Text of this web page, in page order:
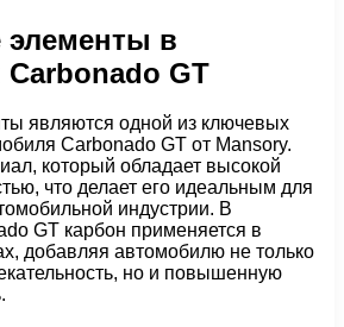
в
Carbonado GT
являются одной из ключевых
Carbonado GT от Mansory.
который обладает высокой
что делает его идеальным для
индустрии. В
GT карбон применяется в
добавляя автомобилю не только
но и повышенную